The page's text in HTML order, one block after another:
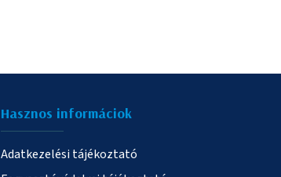
Hasznos informáciok
Adatkezelési tájékoztató